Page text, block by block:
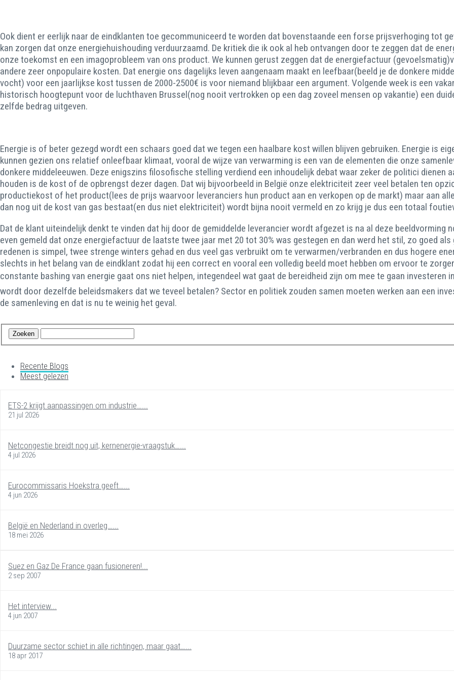
Ook dient er eerlijk naar de eindklanten toe gecommuniceerd te worden dat bovenstaande een forse prijsverhoging tot
kan zorgen dat onze energiehuishouding verduurzaamd. De kritiek die ik ook al heb ontvangen door te zeggen dat de
onze toekomst en een imagoprobleem van ons product. We kunnen gerust zeggen dat de energiefactuur
andere zeer onpopulaire kosten. Dat energie ons dagelijks leven aangenaam maakt en leefbaar(beeld je de donkere
vocht) voor een jaarlijkse kost tussen de 2000-2500€ is voor niemand blijkbaar een argument. Volgende week is een
historisch hoogtepunt voor de luchthaven Brussel(nog nooit vertrokken op een dag zoveel mensen op vakantie) een
zelfde bedrag uitgeven.
Energie is of beter gezegd wordt een schaars goed dat we tegen een haalbare kost willen blijven gebruiken. Energie is
kunnen gezien ons relatief onleefbaar klimaat, vooral de wijze van verwarming is een van de elementen die onze
donkere middeleeuwen. Deze enigszins filosofische stelling verdiend een inhoudelijk debat waar zeker de politici dienen
houden is de kost of de opbrengst dezer dagen. Dat wij bijvoorbeeld in België onze elektriciteit zeer veel betalen ten
productiekost of het product(lees de prijs waarvoor leveranciers hun product aan en verkopen op de markt) maar aan
dan nog uit de kost van gas bestaat(en dus niet elektriciteit) wordt bijna nooit vermeld en zo krijg je dus een totaal
Dat de klant uiteindelijk denkt te vinden dat hij door de gemiddelde leverancier wordt afgezet is na al deze beeldvorming
even gemeld dat onze energiefactuur de laatste twee jaar met 20 tot 30% was gestegen en dan werd het stil, zo goed
redenen is simpel, twee strenge winters gehad en dus veel gas verbruikt om te verwarmen/verbranden en dus hogere
slechts in het belang van de eindklant zodat hij een correct en vooral een volledig beeld moet hebben om ervoor te
constante bashing van energie gaat ons niet helpen, integendeel wat gaat de bereidheid zijn om mee te gaan investeren
wordt door dezelfde beleidsmakers dat we teveel betalen? Sector en politiek zouden samen moeten werken aan een
de samenleving en dat is nu te weinig het geval.
Recente Blogs
Meest gelezen
ETS-2 krijgt aanpassingen om industrie…...
21 jul 2026
Netcongestie breidt nog uit, kernenergie-vraagstuk…...
4 jul 2026
Eurocommissaris Hoekstra geeft…...
4 jun 2026
België en Nederland in overleg…...
18 mei 2026
Suez en Gaz De France gaan fusioneren!...
2 sep 2007
Het interview...
4 jun 2007
Duurzame sector schiet in alle richtingen, maar gaat…...
18 apr 2017